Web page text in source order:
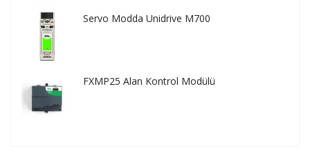
Servo Modda Unidrive M700
FXMP25 Alan Kontrol Modülü